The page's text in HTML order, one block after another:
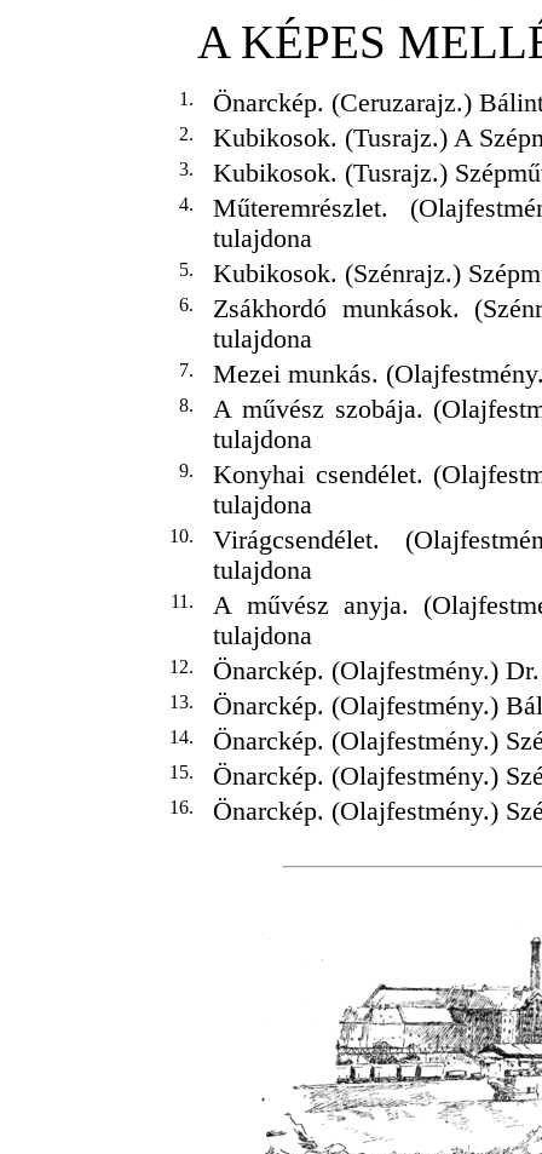
A KÉPES
1. Önarckép. (Ceruzarajz.)
2. Kubikosok. (Tusrajz.) A
3. Kubikosok. (Tusrajz.)
4.
Műteremrészlet.
tulajdona
5. Kubikosok. (Szénrajz.)
6.
Zsákhordó munkások.
tulajdona
7. Mezei munkás.
8.
A művész szobája.
tulajdona
9.
Konyhai csendélet.
tulajdona
10.
Virágcsendélet.
tulajdona
11.
A művész anyja.
tulajdona
12. Önarckép. (Olajfestmény.)
13. Önarckép. (Olajfestmény.)
14. Önarckép. (Olajfestmény.)
15. Önarckép. (Olajfestmény.)
16. Önarckép. (Olajfestmény.)